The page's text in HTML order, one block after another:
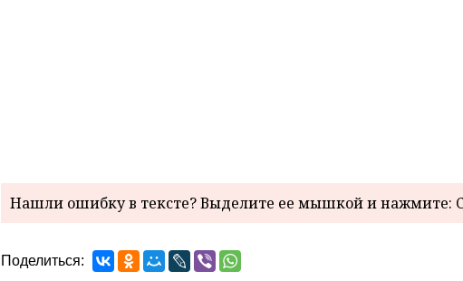
Нашли ошибку в тексте? Выделите ее мышкой и нажмите:
Поделиться: